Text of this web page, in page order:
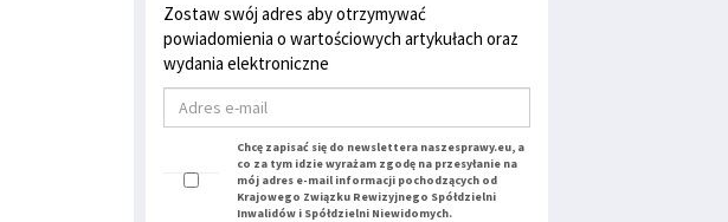
Zostaw swój adres aby otrzymywać
powiadomienia o wartościowych artykułach oraz
wydania elektroniczne
Chcę zapisać się do newslettera naszesprawy.eu, a
co za tym idzie wyrażam zgodę na przesyłanie na
mój adres e-mail informacji pochodzących od
Krajowego Związku Rewizyjnego Spółdzielni
Inwalidów i Spółdzielni Niewidomych.